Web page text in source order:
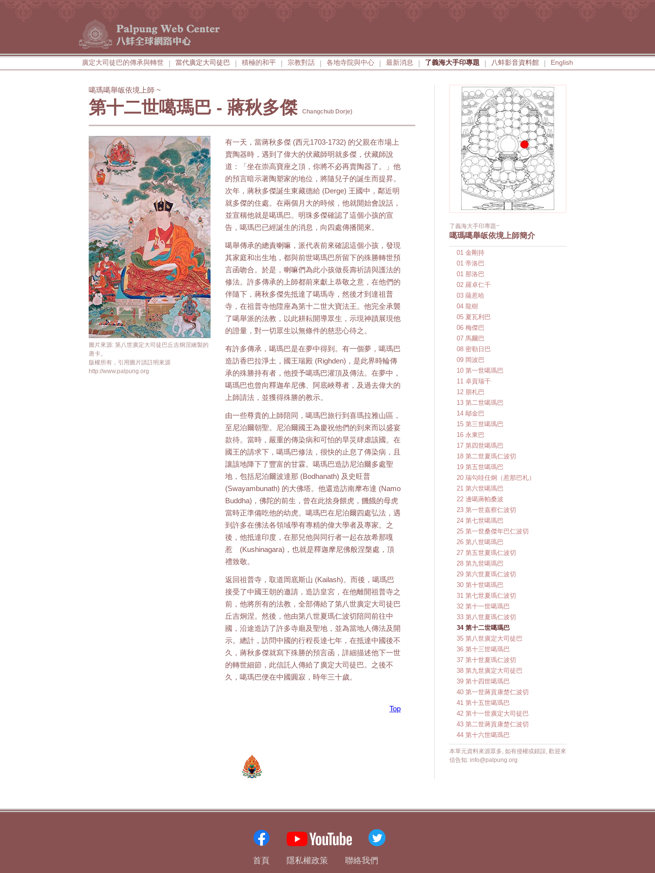
廣定大司徒巴的傳承與轉世 | 當代廣定大司徒巴 | 積極的和平 | 宗教對話 | 各地寺院與中心 | 最新消息 | 了義海大手印專題 | 八蚌影音資料館 | English
噶瑪噶舉皈依境上師 ~
第十二世噶瑪巴 - 蔣秋多傑 Changchub Dorje)
圖片來源: 第八世廣定大司徒巴丘吉炯涅繪製的
唐卡。
版權所有，引用圖片請註明來源
http://www.palpung.org
有一天，當蔣秋多傑 (西元1703-1732) 的父親在市場上
賣陶器時，遇到了偉大的伏藏師明就多傑，伏藏師說
道：「坐在崇高寶座之頂，你將不必再賣陶器了。」他
的預言暗示著陶塑家的地位，將隨兒子的誕生而提昇。
次年，蔣秋多傑誕生東藏德給 (Derge) 王國中，鄰近明
就多傑的住處。在兩個月大的時候，他就開始會說話，
並宣稱他就是噶瑪巴。明珠多傑確認了這個小孩的宣
告，噶瑪巴已經誕生的消息，向四處傳播開來。
噶舉傳承的總責喇嘛，派代表前來確認這個小孩，發現
其家庭和出生地，都與前世噶瑪巴所留下的殊勝轉世預
言函吻合。於是，喇嘛們為此小孩做長壽祈請與護法的
修法。許多傳承的上師都前來獻上恭敬之意，在他們的
伴隨下，蔣秋多傑先抵達了噶瑪寺，然後才到達祖普
寺，在祖普寺他陞座為第十二世大寶法王。他完全承襲
了噶舉派的法教，以此耕耘開導眾生，示現神蹟展現他
的證量，對一切眾生以無條件的慈悲心待之。
有許多傳承，噶瑪巴是在夢中得到。有一個夢，噶瑪巴
造訪香巴拉淨土，國王瑞殿 (Righden)，是此界時輪傳
承的殊勝持有者，他授予噶瑪巴灌頂及傳法。在夢中，
噶瑪巴也曾向釋迦牟尼佛、阿底峽尊者，及過去偉大的
上師請法，並獲得殊勝的教示。
由一些尊貴的上師陪同，噶瑪巴旅行到喜瑪拉雅山區，
至尼泊爾朝聖。尼泊爾國王為慶祝他們的到來而以盛宴
款待。當時，嚴重的傳染病和可怕的旱災肆虐該國。在
國王的請求下，噶瑪巴修法，很快的止息了傳染病，且
讓該地降下了豐富的甘霖。噶瑪巴造訪尼泊爾多處聖
地，包括尼泊爾波達那 (Bodhanath) 及史旺普
(Swayambunath) 的大佛塔。他還造訪南摩布達 (Namo
Buddha)，佛陀的前生，曾在此捨身餵虎，饑餓的母虎
當時正準備吃他的幼虎。噶瑪巴在尼泊爾四處弘法，遇
到許多在佛法各領域學有專精的偉大學者及專家。之
後，他抵達印度，在那兒他與同行者一起在故希那嘎
惹 (Kushinagara)，也就是釋迦摩尼佛般涅槃處，頂
禮致敬。
返回祖普寺，取道岡底斯山 (Kailash)。而後，噶瑪巴
接受了中國王朝的邀請，造訪皇宮，在他離開祖普寺之
前，他將所有的法教，全部傳給了第八世廣定大司徒巴
丘吉炯涅。然後，他由第八世夏瑪仁波切陪同前往中
國，沿途造訪了許多寺廟及聖地，並為當地人傳法及開
示。總計，訪問中國的行程長達七年，在抵達中國後不
久，蔣秋多傑就寫下殊勝的預言函，詳細描述他下一世
的轉世細節，此信託人傳給了廣定大司徒巴。之後不
久，噶瑪巴便在中國圓寂，時年三十歲。
Top
了義海大手印專題~
噶瑪噶舉皈依境上師簡介
01 金剛持
01 帝洛巴
01 那洛巴
02 羅卓仁千
03 薩惹哈
04 龍樹
05 夏瓦利巴
06 梅傑巴
07 馬爾巴
08 密勒日巴
09 岡波巴
10 第一世噶瑪巴
11 卓貢瑞千
12 朋札巴
13 第二世噶瑪巴
14 鄔金巴
15 第三世噶瑪巴
16 永東巴
17 第四世噶瑪巴
18 第二世夏瑪仁波切
19 第五世噶瑪巴
20 瑞勾哇任炯（惹那巴札）
21 第六世噶瑪巴
22 邊噶蔣帕桑波
23 第一世嘉察仁波切
24 第七世噶瑪巴
25 第一世桑傑年巴仁波切
26 第八世噶瑪巴
27 第五世夏瑪仁波切
28 第九世噶瑪巴
29 第六世夏瑪仁波切
30 第十世噶瑪巴
31 第七世夏瑪仁波切
32 第十一世噶瑪巴
33 第八世夏瑪仁波切
34 第十二世噶瑪巴
35 第八世廣定大司徒巴
36 第十三世噶瑪巴
37 第十世夏瑪仁波切
38 第九世廣定大司徒巴
39 第十四世噶瑪巴
40 第一世蔣貢康楚仁波切
41 第十五世噶瑪巴
42 第十一世廣定大司徒巴
43 第二世蔣貢康楚仁波切
44 第十六世噶瑪巴
本單元資料來源眾多, 如有侵權或錯誤, 歡迎來
信告知: info@palpung.org
首頁 隱私權政策 聯絡我們